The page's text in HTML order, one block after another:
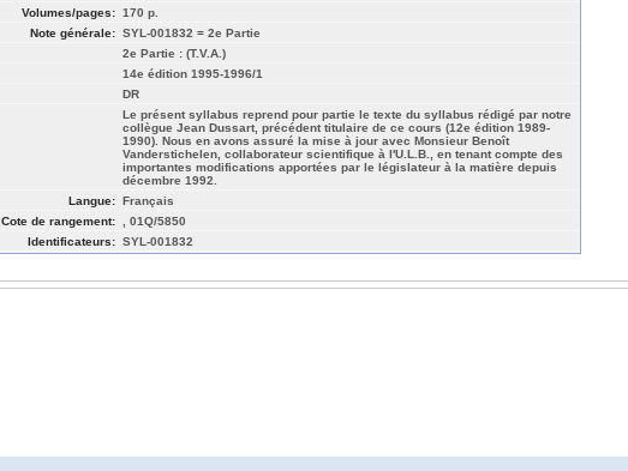
Volumes/pages: 170 p.
Note générale: SYL-001832 = 2e Partie
2e Partie : (T.V.A.)
14e édition 1995-1996/1
DR
Le présent syllabus reprend pour partie le texte du syllabus rédigé par notre
collègue Jean Dussart, précédent titulaire de ce cours (12e édition 1989-
1990). Nous en avons assuré la mise à jour avec Monsieur Benoît
Vanderstichelen, collaborateur scientifique à l'U.L.B., en tenant compte des
importantes modifications apportées par le législateur à la matière depuis
décembre 1992.
Langue: Français
Cote de rangement:
, 01Q/5850
Identificateurs: SYL-001832